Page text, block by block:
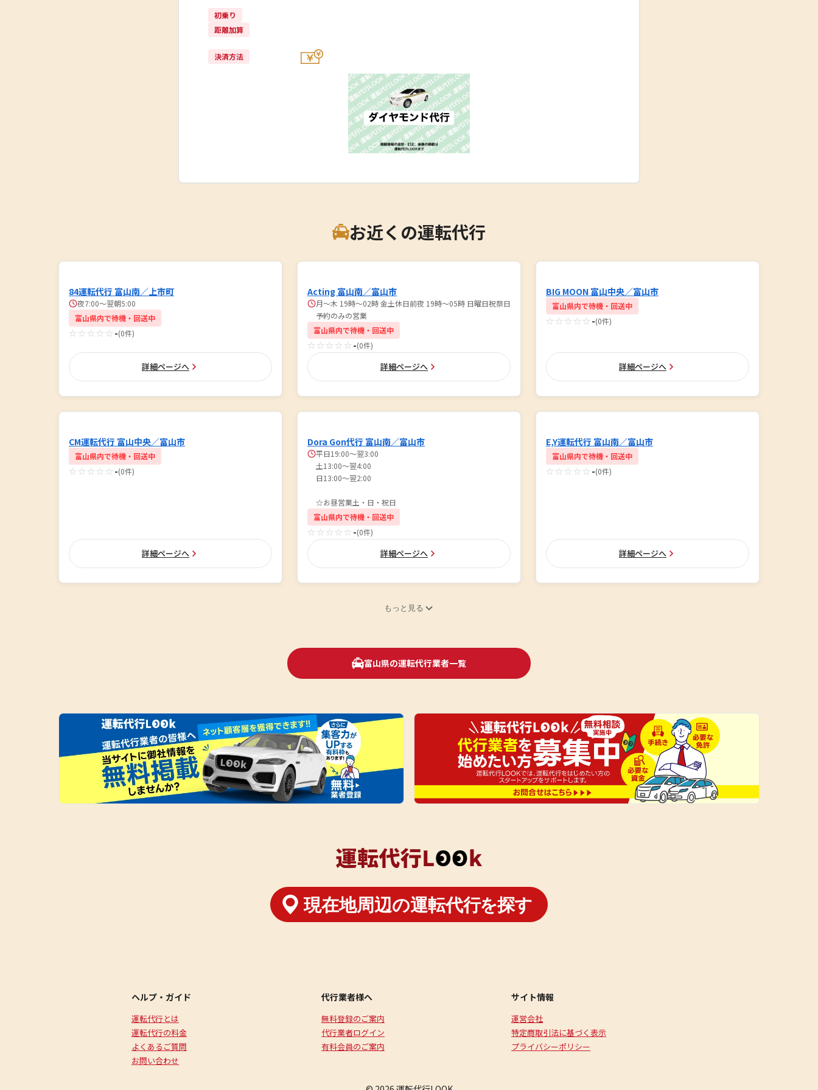
初乗り
距離加算
決済方法
お近くの運転代行
84運転代行 富山南／上市町
夜7:00〜翌朝5:00
富山県内で待機・回送中
☆☆☆☆☆ -(0件)
詳細ページへ
Acting 富山南／富山市
月～木 19時～02時 金土休日前夜 19時～05時 日曜日祝祭日
予約のみの営業
富山県内で待機・回送中
☆☆☆☆☆ -(0件)
詳細ページへ
BIG MOON 富山中央／富山市
富山県内で待機・回送中
☆☆☆☆☆ -(0件)
詳細ページへ
CM運転代行 富山中央／富山市
富山県内で待機・回送中
☆☆☆☆☆ -(0件)
詳細ページへ
Dora Gon代行 富山南／富山市
平日19:00〜翌3:00
土13:00〜翌4:00
日13:00〜翌2:00
☆お昼営業土・日・祝日
富山県内で待機・回送中
☆☆☆☆☆ -(0件)
詳細ページへ
E,Y運転代行 富山南／富山市
富山県内で待機・回送中
☆☆☆☆☆ -(0件)
詳細ページへ
もっと見る
富山県の運転代行業者一覧
ヘルプ・ガイド
運転代行とは
運転代行の料金
よくあるご質問
お問い合わせ
代行業者様へ
無料登録のご案内
代行業者ログイン
有料会員のご案内
サイト情報
運営会社
特定商取引法に基づく表示
プライバシーポリシー